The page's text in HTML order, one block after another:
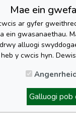
Mae ein
ar gyfer
ein gwasanaethau.
alluogi
y cwcis hyn.
Galluogi pob